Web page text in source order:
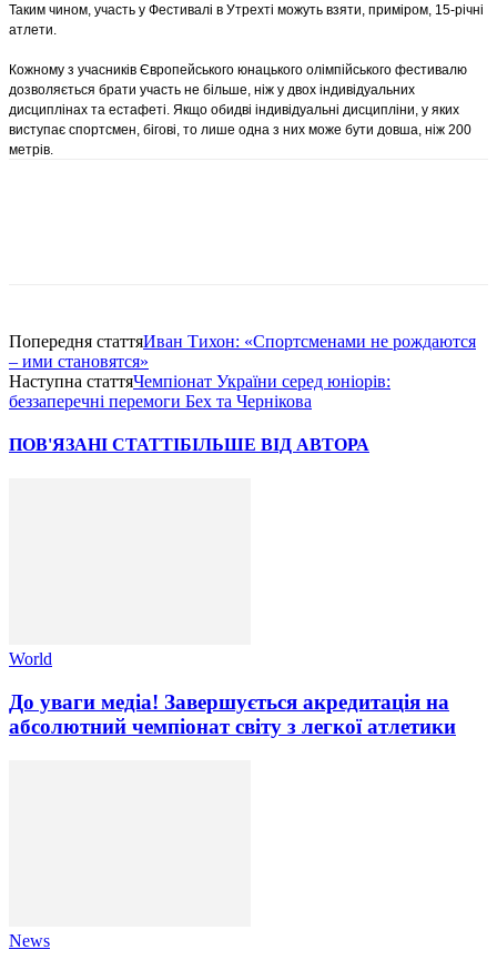
Таким чином, участь у Фестивалі в Утрехті можуть взяти, приміром, 15-річні
атлети.
Кожному з учасників Європейського юнацького олімпійського фестивалю
дозволяється брати участь не більше, ніж у двох індивідуальних
дисциплінах та естафеті. Якщо обидві індивідуальні дисципліни, у яких
виступає спортсмен, бігові, то лише одна з них може бути довша, ніж 200
метрів.
Попередня статтяИван Тихон: «Спортсменами не рождаются
– ими становятся»
Наступна статтяЧемпіонат України серед юніорів:
беззаперечні перемоги Бех та Чернікова
ПОВ'ЯЗАНІ СТАТТІБІЛЬШЕ ВІД АВТОРА
World
До уваги медіа! Завершується акредитація на
абсолютний чемпіонат світу з легкої атлетики
News